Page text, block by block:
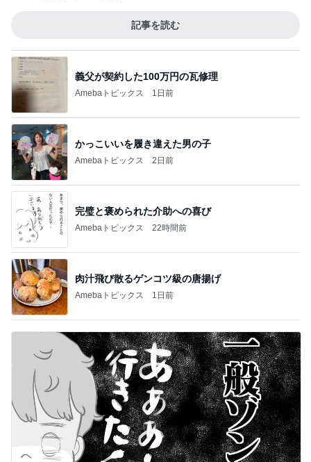
記事を読む
義父が契約した100万円の瓦修理
Amebaトピックス 1日前
かっこいいを履き違えた男の子
Amebaトピックス 2日前
完璧と褒められた介助への喜び
Amebaトピックス 22時間前
肉汁飛び散るゲンコツ級の唐揚げ
Amebaトピックス 1日前